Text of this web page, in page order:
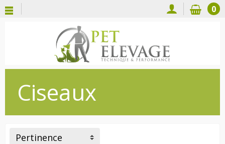
0
Ciseaux
Pertinence